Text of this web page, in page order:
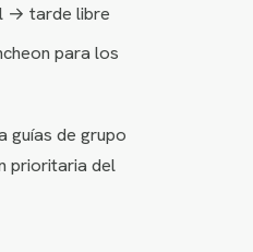
→ tarde libre
para los
guías de grupo
prioritaria del